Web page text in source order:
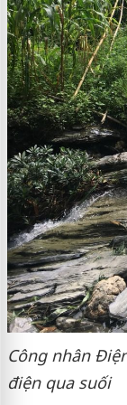
Công nhân
điện qua suối